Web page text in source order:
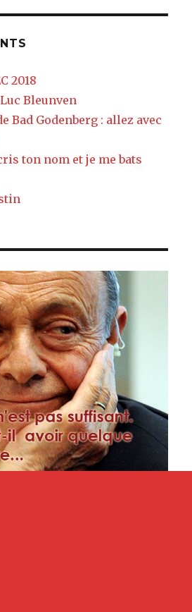
2018
Bleunven
Bad Godenberg : allez avec
ton nom et je me bats